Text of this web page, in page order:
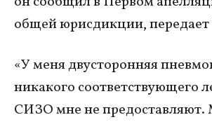
общей юрисдикции,
«У меня двусторонняя
никакого соответствующего
СИЗО мне не предоставляют.